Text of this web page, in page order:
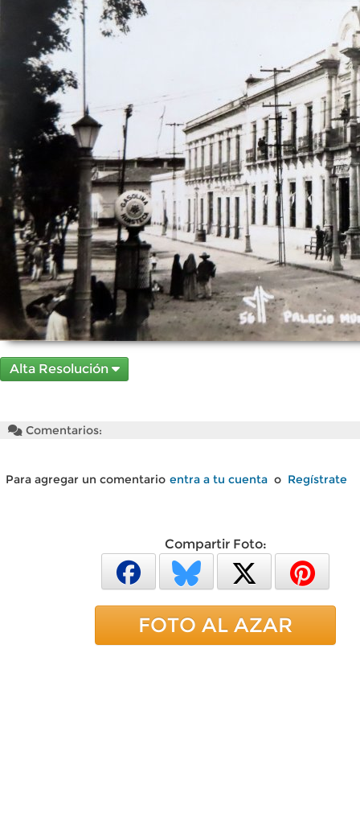
Alta Resolución
Comentarios:
Para agregar un comentario entra a tu cuenta o Regístrate
Compartir Foto:
FOTO AL AZAR